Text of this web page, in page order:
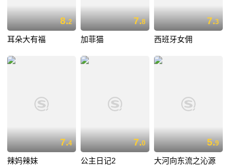
8.2
耳朵大有福
7.8
加菲猫
7.3
西班牙女佣
7.4
辣妈辣妹
7.0
公主日记2
5.9
大河向东流之沁源